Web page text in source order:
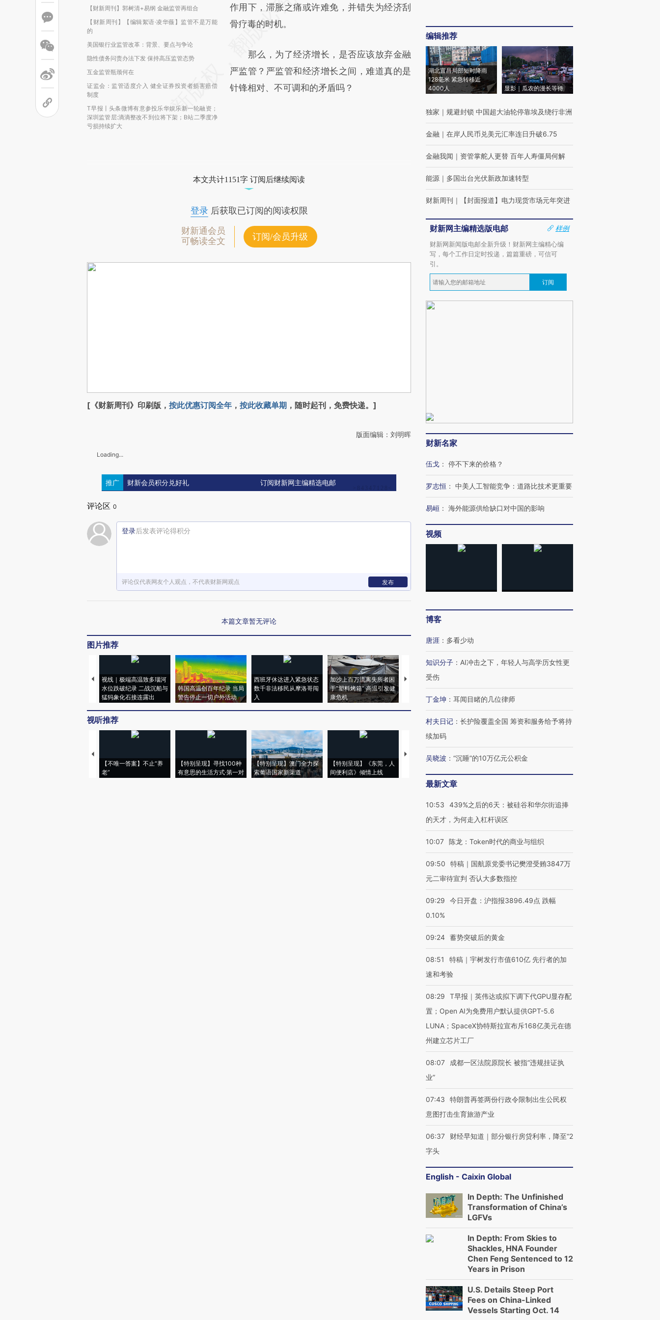
【财新周刊】郭树清+易纲 金融监管再组合
【财新周刊】【编辑絮语·凌华薇】监管不是万能
的
美国银行业监管改革：背景、要点与争论
隐性债务问责办法下发 保持高压监管态势
互金监管瓶颈何在
证监会：监管适度介入 健全证券投资者损害赔偿
制度
T早报丨头条微博有意参投乐华娱乐新一轮融资；
深圳监管层:滴滴整改不到位将下架；B站二季度净
亏损持续扩大
作用下，滞胀之痛或许难免，并错失为经济刮
骨疗毒的时机。
那么，为了经济增长，是否应该放弃金融
严监管？严监管和经济增长之间，难道真的是
针锋相对、不可调和的矛盾吗？
本文共计1151字 订阅后继续阅读
登录后获取已订阅的阅读权限
财新通会员
可畅读全文
订阅/会员升级
[《财新周刊》印刷版， 按此优惠订阅全年 ， 按此收藏单期 ，随时起刊，免费快递。]
版面编辑：刘明晖
Loading...
推广 财新会员积分兑好礼 订阅财新网主编精选电邮
评论区 0
登录后发表评论得积分
评论仅代表网友个人观点，不代表财新网观点 发布
本篇文章暂无评论
图片推荐
视线｜极端高温致多瑙河
水位跌破纪录 二战沉船与
猛犸象化石接连露出
韩国高温创百年纪录 当局
警告停止一切户外活动
西班牙休达进入紧急状态
数千非法移民从摩洛哥闯
入
加沙上百万流离失所者困
于“塑料烤箱” 高温引发健
康危机
视线｜HYROX的吸金
术：是什么让中产们甘
心“花钱找虐”？
粒摇头丸 尿检体内含3种
毒品
度Z世代 用街头抗争将教
视听推荐
【不唯一答案】不止“养
老”
【特别呈现】寻找100种
有意思的生活方式·第一对
【特别呈现】澳门全力探
索葡语国家新渠道
【特别呈现】《东莞，人
间便利店》倾情上线
【推广】走进第四届链博
会，让数智科技“链”接产
【特别呈现】寻找100种
有意思的生活方式·第三对
住三大增长引擎是什么？
编辑推荐
湖北宜昌局部短时降雨
128毫米 紧急转移近
4000人
显影｜瓜农的漫长等待
独家 ｜ 规避封锁 中国超大油轮停靠埃及绕行非洲
金融 ｜ 在岸人民币兑美元汇率连日升破6.75
金融我闻 ｜ 资管掌舵人更替 百年人寿僵局何解
能源 ｜ 多国出台光伏新政加速转型
财新周刊 ｜ 【封面报道】电力现货市场元年突进
财新网主编精选版电邮
样例
财新网新闻版电邮全新升级！财新网主编精心编
写，每个工作日定时投递，篇篇重磅，可信可
引。
订阅
财新名家
伍戈 ： 停不下来的价格？
罗志恒 ： 中美人工智能竞争：道路比技术更重要
易峘 ： 海外能源供给缺口对中国的影响
视频
博客
唐涯 ： 多看少动
知识分子 ： AI冲击之下，年轻人与高学历女性更
受伤
丁金坤 ： 耳闻目睹的几位律师
村夫日记 ： 长护险覆盖全国 筹资和服务给予将持
续加码
吴晓波 ： “沉睡”的10万亿元公积金
最新文章
10:53
439%之后的6天：被硅谷和华尔街追捧
的天才，为何走入杠杆误区
10:07 陈龙：Token时代的商业与组织
09:50
特稿｜国航原党委书记樊澄受贿3847万
元二审待宣判 否认大多数指控
09:29
今日开盘：沪指报3896.49点 跌幅
0.10%
09:24 蓄势突破后的黄金
08:51
特稿｜宇树发行市值610亿 先行者的加
速和考验
08:29
T早报｜英伟达或拟下调下代GPU显存配
置；Open AI为免费用户默认提供GPT-5.6
LUNA；SpaceX协特斯拉宣布斥168亿美元在德
州建立芯片工厂
08:07
成都一区法院原院长 被指“违规挂证执
业”
07:43
特朗普再签两份行政令限制出生公民权
意图打击生育旅游产业
06:37
财经早知道｜部分银行房贷利率，降至“2
字头
English - Caixin Global
In Depth: The Unfinished
Transformation of China’s
LGFVs
In Depth: From Skies to
Shackles, HNA Founder
Chen Feng Sentenced to 12
Years in Prison
U.S. Details Steep Port
Fees on China-Linked
Vessels Starting Oct. 14